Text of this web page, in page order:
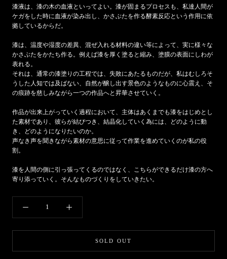
漆液は、漆の木の血液といってよい。漆が固まるプロセスも、私達人間が
ケガをした時に血液が染み出し、かさぶたを作る酵素反応という作用に依
拠しているからだ。
漆は、温度や湿度の差異、混ぜ入れる材料の違い等によって、実に様々な
かさぶたをかたち作る。例えば漆を厚く塗ると縮み、塗膜の表面にしわが
表れる。
それは、通常の漆塗りの工程では、失敗にあたるものだが、私はむしろそ
うした人知では及ばない、自然が醸し出す景色のようなものに心震え、そ
の痕跡を慈しみながら一つの作品へと昇華させていく。
作品が出来上がっていく過程において、主体はあくまでも漆をはじめとし
た素材であり、彼らが結びつき、結晶化していく為には、どのように動
き、どのようになりたいのか。
声なき声を聞きながら素材の意思に従って作業を進めていくのが私の役
割。
漆を人間の側に引っ張ってくるのではなく、こちらができるだけ漆の方へ
寄り添っていく。そんなものづくりをしていきたい。
SOLD OUT